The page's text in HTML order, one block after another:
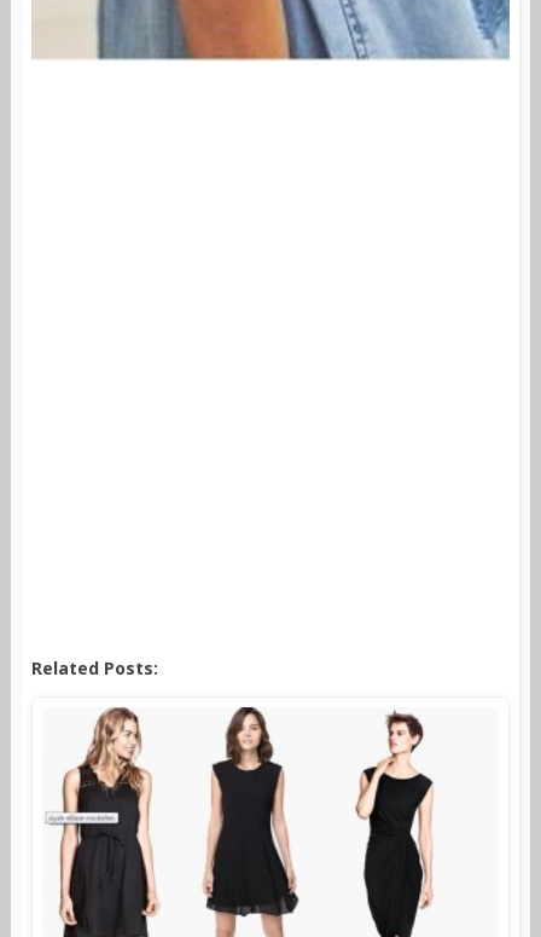
Related Posts: